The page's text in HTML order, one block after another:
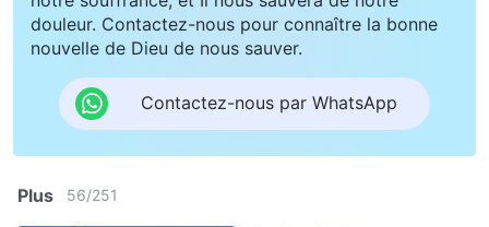
douleur. Contactez-nous pour connaître la bonne
nouvelle de Dieu de nous sauver.
Contactez-nous par WhatsApp
Plus 56/251